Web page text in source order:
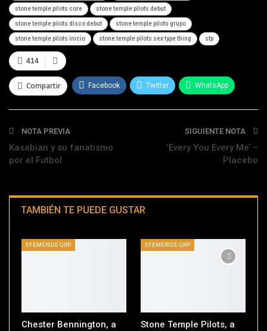
stone temple pilots core stone temple pilots debut
stone temple pilots disco debut stone temple pilots grupo
stone temple pilots inicio stone temple pilots sex type thing stp
414
Compartir Facebook Twitter WhatsApp
Telegram
NOTA PREVIA
Kasabian y su fanatismo
por el Futbol
SIGUIENTE NOTA
‘Every You Every Me’ –
Placebo
TAMBIÉN TE PUEDE GUSTAR
EFEMÉRIDE QRP
Chester Bennington, a
EFEMÉRIDE QRP
Stone Temple Pilots, a